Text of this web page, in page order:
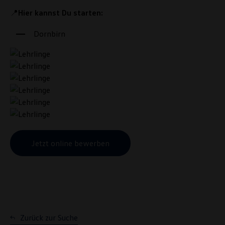
📍Hier kannst Du starten:
Dornbirn
Jetzt online bewerben
Zurück zur Suche